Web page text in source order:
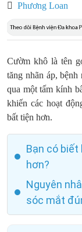
Phương Loan
Cườm khô là tên
tăng nhãn áp,
qua một tấm kính
khiến các hoạt
bất tiện hơn.
Bạn có biết
hơn?
Nguyên
sóc mắt